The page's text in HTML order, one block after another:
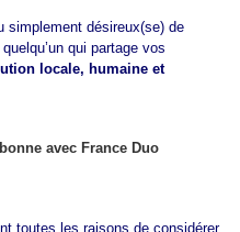
simplement désireux(se) de
qui partage vos
locale, humaine et
avec France Duo
toutes les raisons de considérer